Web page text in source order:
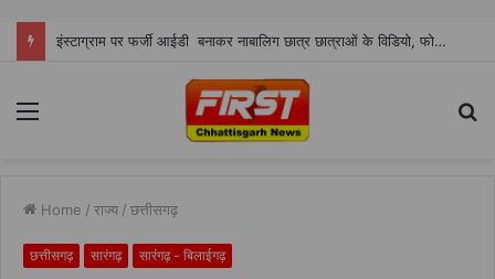
इंस्टाग्राम पर फर्जी आईडी बनाकर नाबालिग छात्र छात्राओं के विडियो, फोटो शेयर करने वाला शातिर सोनू ओमरे चढा पुलिस के हत्थे
Menu
Home / राज्य / छत्तीसगढ़
छत्तीसगढ़ सारंगढ़ सारंगढ़ - बिलाईगढ़